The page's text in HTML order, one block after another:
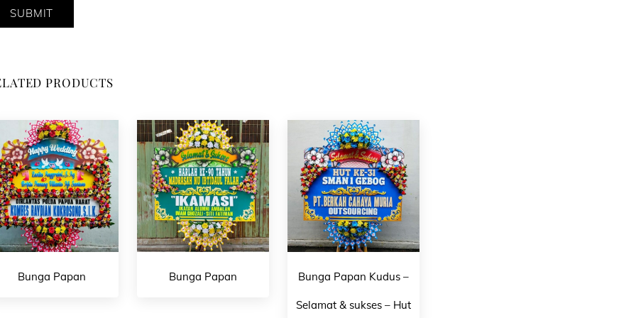
PRODUCTS
Bunga Papan Bunga Papan Bunga Papan Kudus –
Selamat & sukses – Hut